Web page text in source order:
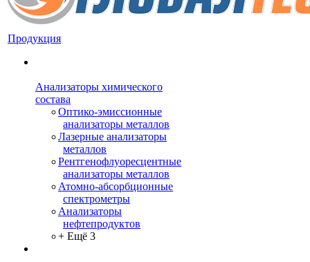
Продукция
Анализаторы химического
состава
Оптико-эмиссионные
анализаторы металлов
Лазерные анализаторы
металлов
Рентгенофлуоресцентные
анализаторы металлов
Атомно-абсорбционные
спектрометры
Анализаторы
нефтепродуктов
+ Ещё 3